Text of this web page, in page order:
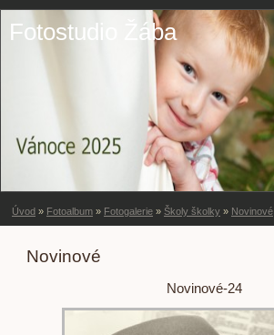
Fotostudio Žába
Úvod » Fotoalbum » Fotogalerie » Školy školky » Novinové
Novinové
Novinové-24